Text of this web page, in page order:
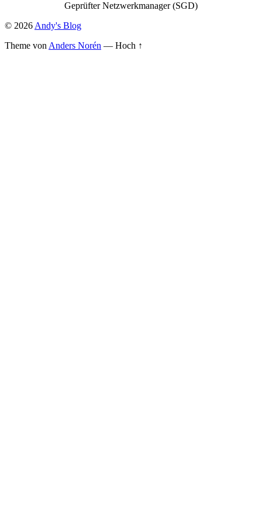
Geprüfter Netzwerkmanager (SGD)
© 2026 Andy's Blog
Theme von Anders Norén — Hoch ↑